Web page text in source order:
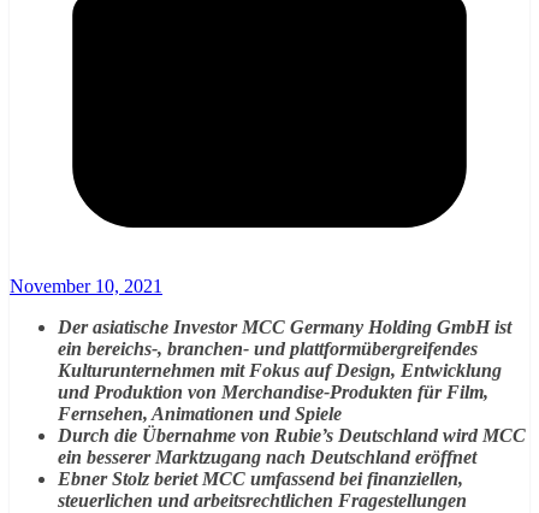
November 10, 2021
Der asiatische Investor MCC Germany Holding GmbH ist
ein bereichs-, branchen- und plattformübergreifendes
Kulturunternehmen mit Fokus auf Design, Entwicklung
und Produktion von Merchandise-Produkten für Film,
Fernsehen, Animationen und Spiele
Durch die Übernahme von Rubie’s Deutschland wird MCC
ein besserer Marktzugang nach Deutschland eröffnet
Ebner Stolz beriet MCC umfassend bei finanziellen,
steuerlichen und arbeitsrechtlichen Fragestellungen